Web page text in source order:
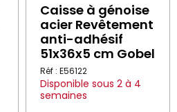
Caisse à génoise
acier Revêtement
anti-adhésif
51x36x5 cm Gobel
Réf : E56122
Disponible sous 2 à 4
semaines